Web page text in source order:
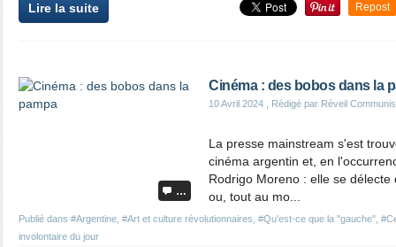
Lire la suite Repost
…
Cinéma : des bobos dans la
10 Avril 2024 , Rédigé par Réveil
Publié dans #Argentine #Art et culture révolutionnaires #Qu'est-ce que la "gauche"
involontaire du jour
La presse mainstream s'est
cinéma argentin et, en
Rodrigo Moreno : elle se
ou, tout au mo...